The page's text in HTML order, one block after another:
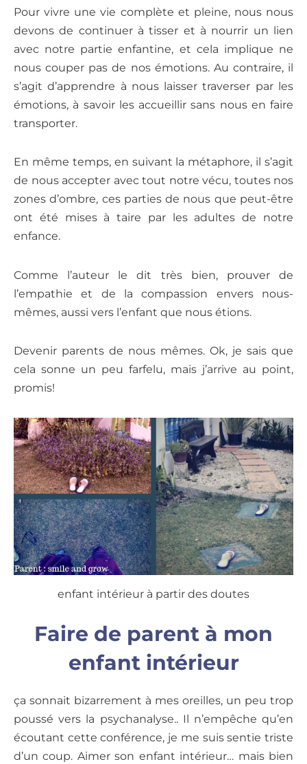
Pour vivre une vie complète et pleine, nous nous
devons de continuer à tisser et à nourrir un lien
avec notre partie enfantine, et cela implique ne
nous couper pas de nos émotions. Au contraire, il
s’agit d’apprendre à nous laisser traverser par les
émotions, à savoir les accueillir sans nous en faire
transporter.
En même temps, en suivant la métaphore, il s’agit
de nous accepter avec tout notre vécu, toutes nos
zones d’ombre, ces parties de nous que peut-être
ont été mises à taire par les adultes de notre
enfance.
Comme l’auteur le dit très bien, prouver de
l’empathie et de la compassion envers nous-
mêmes, aussi vers l’enfant que nous étions.
Devenir parents de nous mêmes. Ok, je sais que
cela sonne un peu farfelu, mais j’arrive au point,
promis!
enfant intérieur à partir des doutes
Faire de parent à mon
enfant intérieur
ça sonnait bizarrement à mes oreilles, un peu trop
poussé vers la psychanalyse.. Il n’empêche qu’en
écoutant cette conférence, je me suis sentie triste
d’un coup. Aimer son enfant intérieur… mais bien